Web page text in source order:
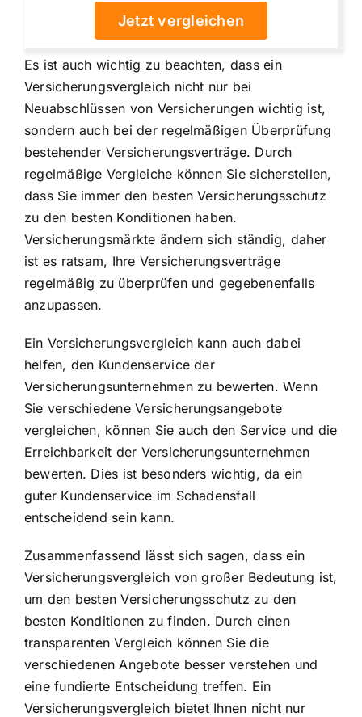
Jetzt vergleichen
Es ist auch wichtig zu beachten, dass ein
Versicherungsvergleich nicht nur bei
Neuabschlüssen von Versicherungen wichtig ist,
sondern auch bei der regelmäßigen Überprüfung
bestehender Versicherungsverträge. Durch
regelmäßige Vergleiche können Sie sicherstellen,
dass Sie immer den besten Versicherungsschutz
zu den besten Konditionen haben.
Versicherungsmärkte ändern sich ständig, daher
ist es ratsam, Ihre Versicherungsverträge
regelmäßig zu überprüfen und gegebenenfalls
anzupassen.
Ein Versicherungsvergleich kann auch dabei
helfen, den Kundenservice der
Versicherungsunternehmen zu bewerten. Wenn
Sie verschiedene Versicherungsangebote
vergleichen, können Sie auch den Service und die
Erreichbarkeit der Versicherungsunternehmen
bewerten. Dies ist besonders wichtig, da ein
guter Kundenservice im Schadensfall
entscheidend sein kann.
Zusammenfassend lässt sich sagen, dass ein
Versicherungsvergleich von großer Bedeutung ist,
um den besten Versicherungsschutz zu den
besten Konditionen zu finden. Durch einen
transparenten Vergleich können Sie die
verschiedenen Angebote besser verstehen und
eine fundierte Entscheidung treffen. Ein
Versicherungsvergleich bietet Ihnen nicht nur